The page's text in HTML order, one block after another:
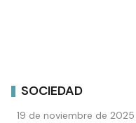
SOCIEDAD
19 de noviembre de